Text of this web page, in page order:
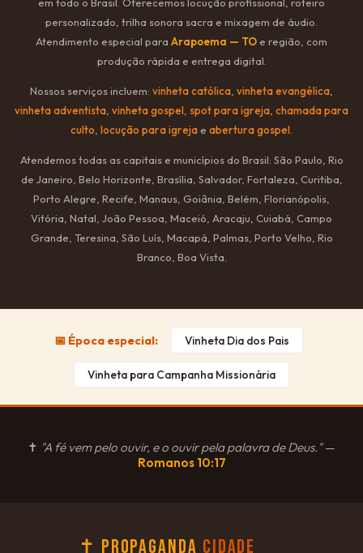
personalizado, trilha sonora sacra e mixagem de áudio.
Atendimento especial para Arapoema — TO e região, com
produção rápida e entrega digital.
Nossos serviços incluem: vinheta católica vinheta evangélica
vinheta adventista vinheta gospel spot para igreja chamada para
culto locução para igreja e abertura gospel
Atendemos todas as capitais e municípios do Brasil: São Paulo, Rio
de Janeiro, Belo Horizonte, Brasília, Salvador, Fortaleza, Curitiba,
Porto Alegre, Recife, Manaus, Goiânia, Belém, Florianópolis,
Vitória, Natal, João Pessoa, Maceió, Aracaju, Cuiabá, Campo
Grande, Teresina, São Luís, Macapá, Palmas, Porto Velho, Rio
Branco, Boa Vista.
📅 Época especial: Vinheta Dia dos Pais
Vinheta para Campanha Missionária
✝ "A fé vem pelo ouvir, e o ouvir pela palavra de Deus."—
Romanos 10:17
✝ Propaganda Cidade